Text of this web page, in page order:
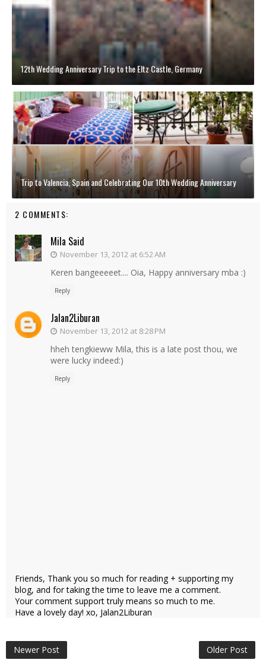
12th Wedding Anniversary Trip to the Eltz Castle, Germany
Trip to Valencia, Spain and Celebrating Our 10th Wedding Anniversary
2 COMMENTS:
Mila Said
November 13, 2012 at 6:52 AM
Keren bangeeeeet.... Oia, Happy anniversary mba :)
Reply
Jalan2Liburan
November 13, 2012 at 8:28 PM
hheh tengkieww Mila, this is a late post thou, we
were lucky indeed:)
Reply
Friends, Thank you so much for reading + supporting my
blog, and for taking the time to leave me a comment.
Your comment support truly means so much to me.
Have a lovely day! xo, Jalan2Liburan
Newer Post Older Post